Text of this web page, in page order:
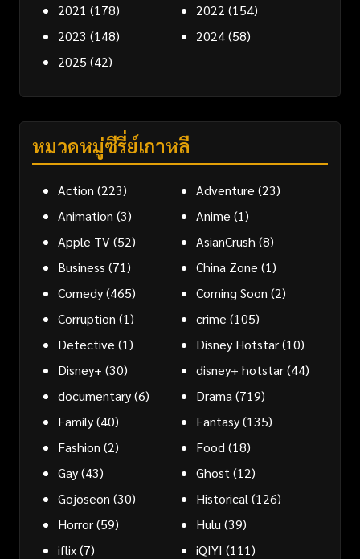
2021 (178) 2022 (154)
2023 (148) 2024(58)
2025 (42)
หมวดหมู่ซีรี่ย์เกาหลี
Action (223) Adventure (23)
Animation (3) Anime (1)
Apple TV(52) AsianCrush (8)
Business (71) China Zone (1)
Comedy(465) Coming Soon (2)
Corruption (1) crime (105)
Detective (1) Disney Hotstar(10)
Disney+ (30) disney+ hotstar(44)
documentary(6) Drama (719)
Family(40) Fantasy(135)
Fashion (2) Food (18)
Gay(43) Ghost (12)
Gojoseon (30) Historical (126)
Horror(59) Hulu (39)
iflix(7) iQIYI (111)